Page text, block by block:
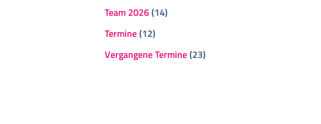
Team 2026(14)
Termine(12)
Vergangene Termine(23)